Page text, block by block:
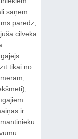
saņem
paredz,
cilvēka
tikai no
ir